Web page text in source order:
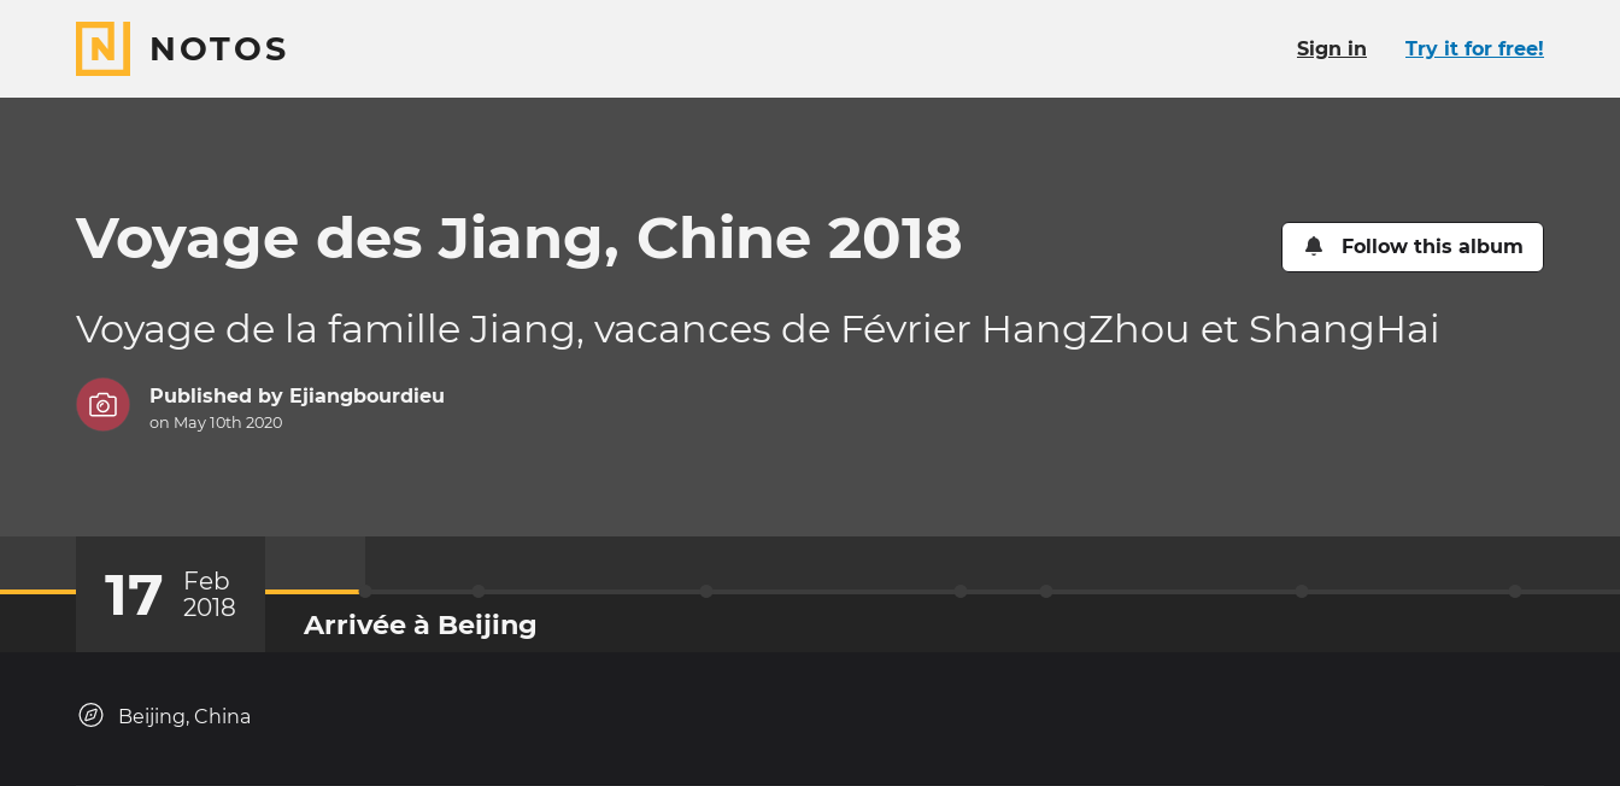
NOTOS Sign in Try it for free!
Voyage des Jiang, Chine 2018 Follow this album
Voyage de la famille Jiang, vacances de Février HangZhou et ShangHai
Published by Ejiangbourdieu
on May 10th 2020
17
Feb
2018
Arrivée à Beijing
Beijing, China